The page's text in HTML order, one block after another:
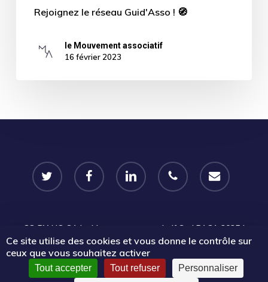
Rejoignez le réseau Guid'Asso ! 🧭
le Mouvement associatif
16 février 2023
twitter facebook linkedin phone email
CC-BY-NC-SA Le Mouvement associatif Sud PACA 2025 |
Certains droits réservés |Mentions légales | Politique de
confidentialité
Ce site utilise des cookies et vous donne le contrôle sur
ceux que vous souhaitez activer
Tout accepter Tout refuser Personnaliser